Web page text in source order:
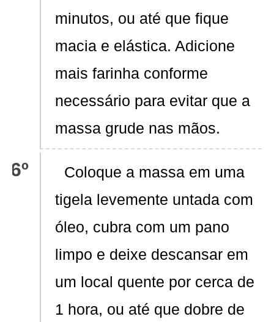
minutos, ou até que fique
macia e elástica. Adicione
mais farinha conforme
necessário para evitar que a
massa grude nas mãos.
Coloque a massa em uma
tigela levemente untada com
óleo, cubra com um pano
limpo e deixe descansar em
um local quente por cerca de
1 hora, ou até que dobre de